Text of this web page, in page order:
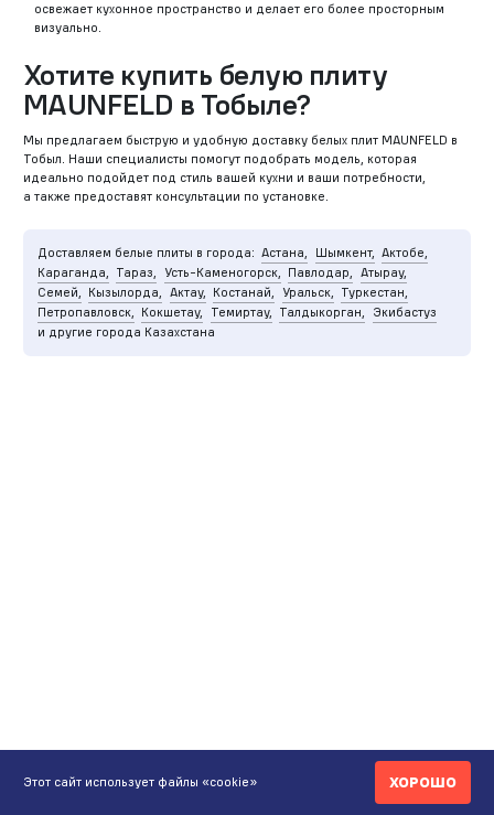
освежает кухонное пространство и делает его более просторным
визуально.
Хотите купить белую плиту
MAUNFELD в Тобыле?
Мы предлагаем быструю и удобную доставку белых плит MAUNFELD в
Тобыл. Наши специалисты помогут подобрать модель, которая
идеально подойдет под стиль вашей кухни и ваши потребности,
а также предоставят консультации по установке.
Доставляем белые плиты в города: Астана, Шымкент, Актобе,
Караганда, Тараз, Усть-Каменогорск, Павлодар, Атырау,
Семей, Кызылорда, Актау, Костанай, Уральск, Туркестан,
Петропавловск, Кокшетау, Темиртау, Талдыкорган,
Экибастуз
и другие города Казахстана
Этот сайт использует файлы «cookie» ХОРОШО